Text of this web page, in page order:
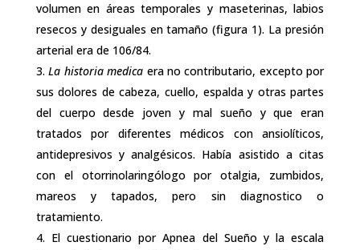
volumen en áreas temporales y maseterinas, labios
resecos y desiguales en tamaño (figura 1). La presión
arterial era de 106/84.
La historia medica era no contributario, excepto por
sus dolores de cabeza, cuello, espalda y otras partes
del cuerpo desde joven y mal sueño y que eran
tratados por diferentes médicos con ansiolíticos,
antidepresivos y analgésicos. Había asistido a citas
con el otorrinolaringólogo por otalgia, zumbidos,
mareos y tapados, pero sin diagnostico o
tratamiento.
El cuestionario por Apnea del Sueño y la escala